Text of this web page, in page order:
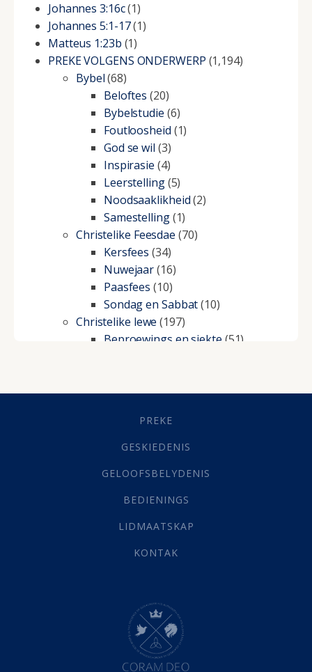
Johannes 3:16c(1)
Johannes 5:1-17(1)
Matteus 1:23b (1)
PREKE VOLGENS ONDERWERP (1,194)
Bybel(68)
Beloftes (20)
Bybelstudie (6)
Foutloosheid (1)
God se wil (3)
Inspirasie (4)
Leerstelling(5)
Noodsaaklikheid(2)
Samestelling(1)
Christelike Feesdae (70)
Kersfees (34)
Nuwejaar(16)
Paasfees (10)
Sondag en Sabbat(10)
Christelike lewe (197)
Beproewings en siekte (51)
Geestelike Groei(10)
(21)
Grys Areas(4)
Lewensdoel(3)
Selfondersoek(1)
Werk(22)
(142)
Hemel (31)
Israel (14)
Millennium(1)
PREKE
GESKIEDENIS
GELOOFSBELYDENIS
BEDIENINGS
LIDMAATSKAP
KONTAK